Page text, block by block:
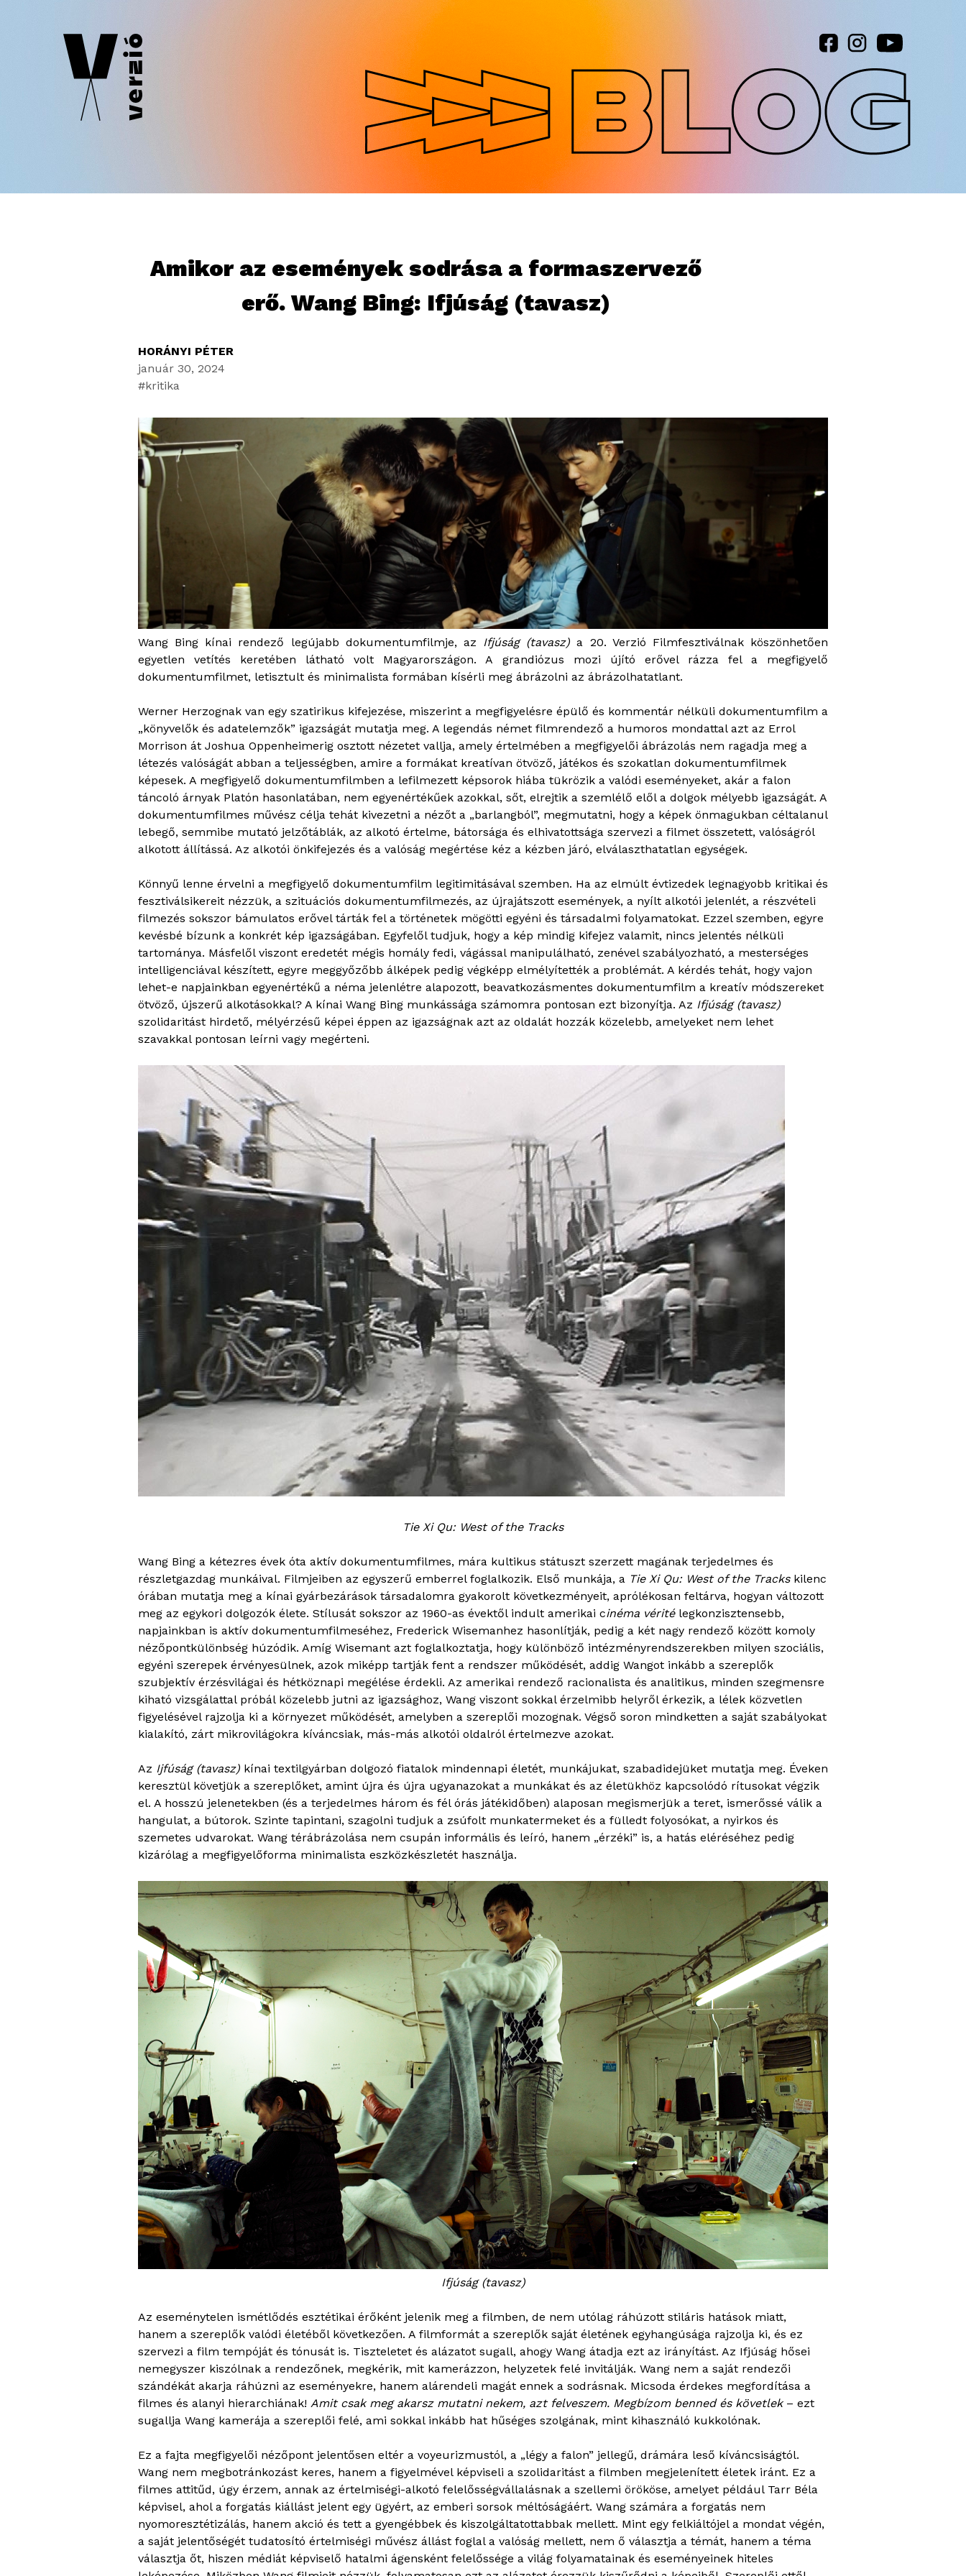
Jump to navigation
Amikor az események sodrása a formaszervező
erő. Wang Bing: Ifjúság (tavasz)
HORÁNYI PÉTER
január 30, 2024
kritika
Wang Bing kínai rendező legújabb dokumentumfilmje, az Ifjúság (tavasz) a 20. Verzió Filmfesztiválnak köszönhetően
egyetlen vetítés keretében látható volt Magyarországon. A grandiózus mozi újító erővel rázza fel a megfigyelő
dokumentumfilmet, letisztult és minimalista formában kísérli meg ábrázolni az ábrázolhatatlant.
Werner Herzognak van egy szatirikus kifejezése, miszerint a megfigyelésre épülő és kommentár nélküli dokumentumfilm a
„könyvelők és adatelemzők” igazságát mutatja meg. A legendás német filmrendező a humoros mondattal azt az Errol
Morrison át Joshua Oppenheimerig osztott nézetet vallja, amely értelmében a megfigyelői ábrázolás nem ragadja meg a
létezés valóságát abban a teljességben, amire a formákat kreatívan ötvöző, játékos és szokatlan dokumentumfilmek
képesek. A megfigyelő dokumentumfilmben a lefilmezett képsorok hiába tükrözik a valódi eseményeket, akár a falon
táncoló árnyak Platón hasonlatában, nem egyenértékűek azokkal, sőt, elrejtik a szemlélő elől a dolgok mélyebb igazságát. A
dokumentumfilmes művész célja tehát kivezetni a nézőt a „barlangból”, megmutatni, hogy a képek önmagukban céltalanul
lebegő, semmibe mutató jelzőtáblák, az alkotó értelme, bátorsága és elhivatottsága szervezi a filmet összetett, valóságról
alkotott állítássá. Az alkotói önkifejezés és a valóság megértése kéz a kézben járó, elválaszthatatlan egységek.
Könnyű lenne érvelni a megfigyelő dokumentumfilm legitimitásával szemben. Ha az elmúlt évtizedek legnagyobb kritikai és
fesztiválsikereit nézzük, a szituációs dokumentumfilmezés, az újrajátszott események, a nyílt alkotói jelenlét, a részvételi
filmezés sokszor bámulatos erővel tárták fel a történetek mögötti egyéni és társadalmi folyamatokat. Ezzel szemben, egyre
kevésbé bízunk a konkrét kép igazságában. Egyfelől tudjuk, hogy a kép mindig kifejez valamit, nincs jelentés nélküli
tartománya. Másfelől viszont eredetét mégis homály fedi, vágással manipulálható, zenével szabályozható, a mesterséges
intelligenciával készített, egyre meggyőzőbb álképek pedig végképp elmélyítették a problémát. A kérdés tehát, hogy vajon
lehet-e napjainkban egyenértékű a néma jelenlétre alapozott, beavatkozásmentes dokumentumfilm a kreatív módszereket
ötvöző, újszerű alkotásokkal? A kínai Wang Bing munkássága számomra pontosan ezt bizonyítja. Az Ifjúság (tavasz)
szolidaritást hirdető, mélyérzésű képei éppen az igazságnak azt az oldalát hozzák közelebb, amelyeket nem lehet
szavakkal pontosan leírni vagy megérteni.
Tie Xi Qu: West of the Tracks
Wang Bing a kétezres évek óta aktív dokumentumfilmes, mára kultikus státuszt szerzett magának terjedelmes és
részletgazdag munkáival. Filmjeiben az egyszerű emberrel foglalkozik. Első munkája, a Tie Xi Qu: West of the Trackskilenc
órában mutatja meg a kínai gyárbezárások társadalomra gyakorolt következményeit, aprólékosan feltárva, hogyan változott
meg az egykori dolgozók élete. Stílusát sokszor az 1960-as évektől indult amerikai cinéma véritélegkonzisztensebb,
napjainkban is aktív dokumentumfilmeséhez, Frederick Wisemanhez hasonlítják, pedig a két nagy rendező között komoly
nézőpontkülönbség húzódik. Amíg Wisemant azt foglalkoztatja, hogy különböző intézményrendszerekben milyen szociális,
egyéni szerepek érvényesülnek, azok miképp tartják fent a rendszer működését, addig Wangot inkább a szereplők
szubjektív érzésvilágai és hétköznapi megélése érdekli. Az amerikai rendező racionalista és analitikus, minden szegmensre
kiható vizsgálattal próbál közelebb jutni az igazsághoz, Wang viszont sokkal érzelmibb helyről érkezik, a lélek közvetlen
figyelésével rajzolja ki a környezet működését, amelyben a szereplői mozognak. Végső soron mindketten a saját szabályokat
kialakító, zárt mikrovilágokra kíváncsiak, más-más alkotói oldalról értelmezve azokat.
Az Ijfúság (tavasz) kínai textilgyárban dolgozó fiatalok mindennapi életét, munkájukat, szabadidejüket mutatja meg. Éveken
keresztül követjük a szereplőket, amint újra és újra ugyanazokat a munkákat és az életükhöz kapcsolódó rítusokat végzik
el. A hosszú jelenetekben (és a terjedelmes három és fél órás játékidőben) alaposan megismerjük a teret, ismerőssé válik a
hangulat, a bútorok. Szinte tapintani, szagolni tudjuk a zsúfolt munkatermeket és a fülledt folyosókat, a nyirkos és
szemetes udvarokat. Wang térábrázolása nem csupán informális és leíró, hanem „érzéki” is, a hatás eléréséhez pedig
kizárólag a megfigyelőforma minimalista eszközkészletét használja.
Ifjúság (tavasz)
Az eseménytelen ismétlődés esztétikai érőként jelenik meg a filmben, de nem utólag ráhúzott stiláris hatások miatt,
hanem a szereplők valódi életéből következően. A filmformát a szereplők saját életének egyhangúsága rajzolja ki, és ez
szervezi a film tempóját és tónusát is. Tiszteletet és alázatot sugall, ahogy Wang átadja ezt az irányítást. Az Ifjúság hősei
nemegyszer kiszólnak a rendezőnek, megkérik, mit kamerázzon, helyzetek felé invitálják. Wang nem a saját rendezői
szándékát akarja ráhúzni az eseményekre, hanem alárendeli magát ennek a sodrásnak. Micsoda érdekes megfordítása a
filmes és alanyi hierarchiának! Amit csak meg akarsz mutatni nekem, azt felveszem. Megbízom benned és követlek– ezt
sugallja Wang kamerája a szereplői felé, ami sokkal inkább hat hűséges szolgának, mint kihasználó kukkolónak.
Ez a fajta megfigyelői nézőpont jelentősen eltér a voyeurizmustól, a „légy a falon” jellegű, drámára leső kíváncsiságtól.
Wang nem megbotránkozást keres, hanem a figyelmével képviseli a szolidaritást a filmben megjelenített életek iránt. Ez a
filmes attitűd, úgy érzem, annak az értelmiségi-alkotó felelősségvállalásnak a szellemi örököse, amelyet például Tarr Béla
képvisel, ahol a forgatás kiállást jelent egy ügyért, az emberi sorsok méltóságáért. Wang számára a forgatás nem
nyomoresztétizálás, hanem akció és tett a gyengébbek és kiszolgáltatottabbak mellett. Mint egy felkiáltójel a mondat végén,
a saját jelentőségét tudatosító értelmiségi művész állást foglal a valóság mellett, nem ő választja a témát, hanem a téma
választja őt, hiszen médiát képviselő hatalmi ágensként felelőssége a világ folyamatainak és eseményeinek hiteles